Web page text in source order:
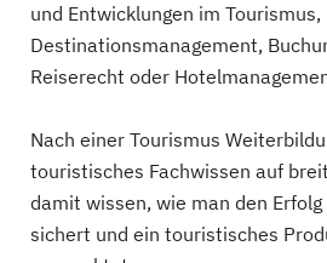
und Entwicklungen im Tourismus,
Destinationsmanagement,
Reiserecht oder
Nach einer Tourismus
touristisches Fachwissen auf
damit wissen, wie man den
sichert und ein touristisches